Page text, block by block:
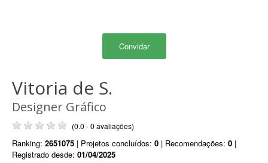
Convidar
Vitoria de S.
Designer Gráfico
(0.0 - 0 avaliações)
Ranking: 2651075 | Projetos concluídos: 0 | Recomendações: 0 |
Registrado desde: 01/04/2025